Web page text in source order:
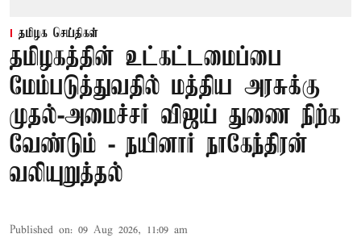
தமிழக செய்திகள்
தமிழகத்தின் உட்கட்டமைப்பை
மேம்படுத்துவதில் மத்திய அரசுக்கு
முதல்-அமைச்சர் விஜய் துணை நிற்க
வேண்டும் - நயினார் நாகேந்திரன்
வலியுறுத்தல்
Published on: 09 Aug 2026, 11:09 am